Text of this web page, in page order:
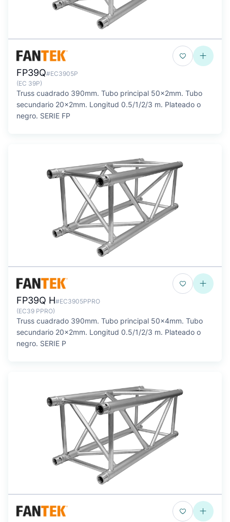
FP39Q#EC3905P
(EC 39P)
Truss cuadrado 390mm. Tubo principal 50x2mm. Tubo
secundario 20x2mm. Longitud 0.5/1/2/3 m. Plateado o
negro. SERIE FP
FP39Q H#EC3905PPRO
(EC39 PPRO)
Truss cuadrado 390mm. Tubo principal 50x4mm. Tubo
secundario 20x2mm. Longitud 0.5/1/2/3 m. Plateado o
negro. SERIE P